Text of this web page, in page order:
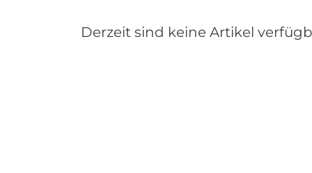
Derzeit sind keine Artikel